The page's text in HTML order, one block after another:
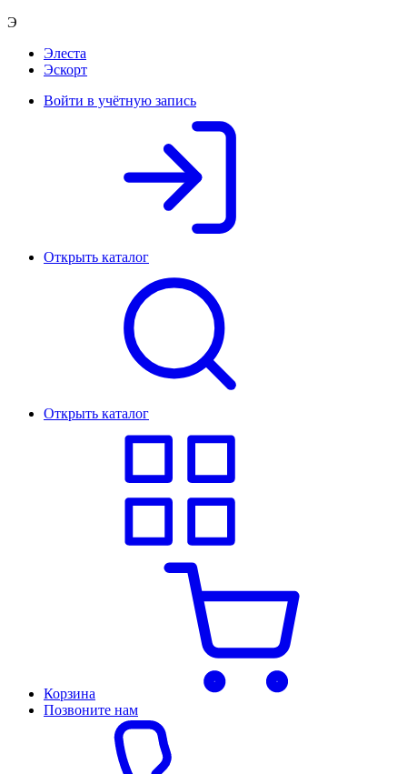
Э
Элеста
Эскорт
Войти в учётную запись
Открыть каталог
Открыть каталог
Корзина
Позвоните нам